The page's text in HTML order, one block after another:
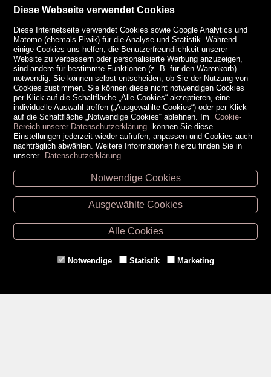
Unsere Öffnungszeiten
Retz -02942/20433
Hollabrunn -02952/30057
Eggenburg -02984/3836
Gmünd -
Diese Webseite verwendet Cookies
Diese Internetseite verwendet Cookies sowie Google Analytics und
Matomo (ehemals Piwik) für die Analyse und Statistik. Während
einige Cookies uns helfen, die Benutzerfreundlichkeit unserer
Website zu verbessern oder personalisierte Werbung anzuzeigen,
sind andere für bestimmte Funktionen (z. B. für den Warenkorb)
notwendig. Sie können selbst entscheiden, ob Sie der Nutzung von
Cookies zustimmen. Sie können diese nicht notwendigen Cookies
per Klick auf die Schaltfläche „Alle Cookies“ akzeptieren, eine
individuelle Auswahl treffen („Ausgewählte Cookies“) oder per Klick
auf die Schaltfläche „Notwendige Cookies“ ablehnen. Im
Cookie-
Bereich unserer Datenschutzerklärung können Sie diese
Einstellungen jederzeit wieder aufrufen, anpassen und Cookies auch
nachträglich abwählen. Weitere Informationen hierzu finden Sie in
unserer Datenschutzerklärung
Notwendige Cookies
Ausgewählte Cookies
Alle Cookies
Notwendige Statistik Marketing